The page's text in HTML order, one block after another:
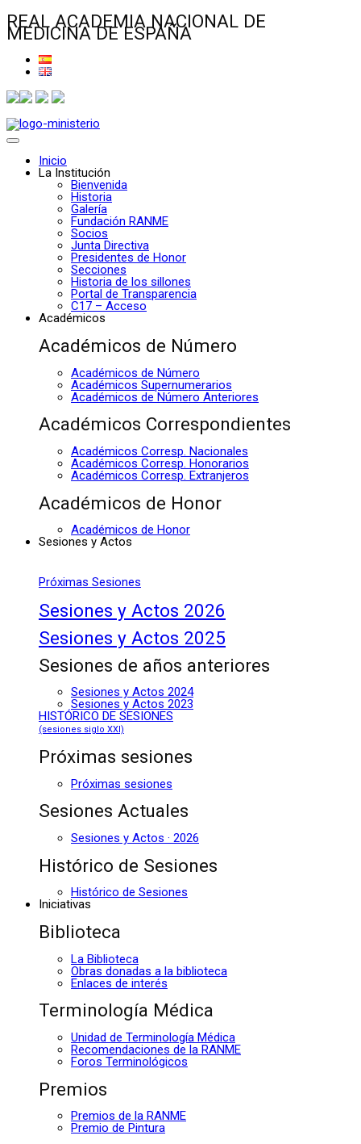
REAL ACADEMIA NACIONAL DE
MEDICINA DE ESPAÑA
Inicio
La Institución
Bienvenida
Historia
Galería
Fundación RANME
Socios
Junta Directiva
Presidentes de Honor
Secciones
Historia de los sillones
Portal de Transparencia
C17 – Acceso
Académicos
Académicos de Número
Académicos de Número
Académicos Supernumerarios
Académicos de Número Anteriores
Académicos Correspondientes
Académicos Corresp. Nacionales
Académicos Corresp. Honorarios
Académicos Corresp. Extranjeros
Académicos de Honor
Académicos de Honor
Sesiones y Actos
Próximas Sesiones
Sesiones y Actos 2026
Sesiones y Actos 2025
Sesiones de años anteriores
Sesiones y Actos 2024
Sesiones y Actos 2023
HISTÓRICO DE SESIONES
(sesiones siglo XXI)
Próximas sesiones
Próximas sesiones
Sesiones Actuales
Sesiones y Actos · 2026
Histórico de Sesiones
Histórico de Sesiones
Iniciativas
Biblioteca
La Biblioteca
Obras donadas a la biblioteca
Enlaces de interés
Terminología Médica
Unidad de Terminología Médica
Recomendaciones de la RANME
Foros Terminológicos
Premios
Premios de la RANME
Premio de Pintura